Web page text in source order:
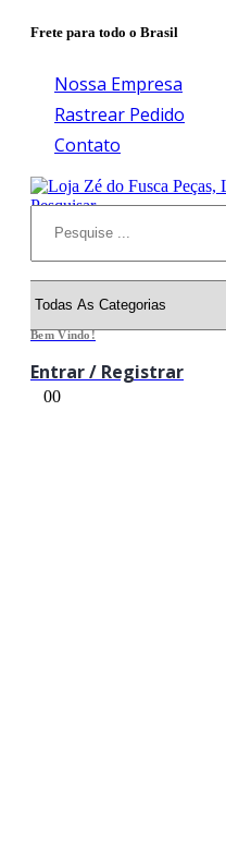
Frete para todo o Brasil
Nossa Empresa
Rastrear Pedido
Contato
Pesquisar
Bem Vindo!
Entrar / Registrar
00